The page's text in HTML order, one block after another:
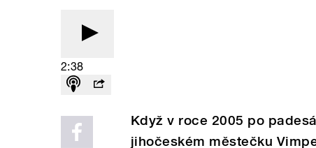
2:38
Když v roce 2005 po
jihočeském městečku